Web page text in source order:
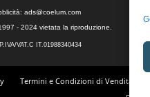
ads@coelum.com
- 2024 vietata la riproduzione.
VAT.C IT.01988340434
Termini e Condizioni di Vendita